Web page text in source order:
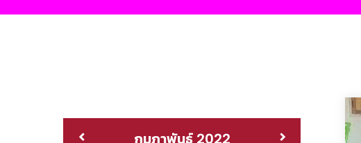
กุมภาพันธ์ 2022